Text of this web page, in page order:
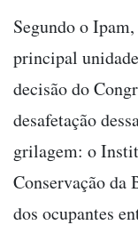
Segundo o
principal
decisão do
desafetação
grilagem: o
Conservação da
dos ocupantes